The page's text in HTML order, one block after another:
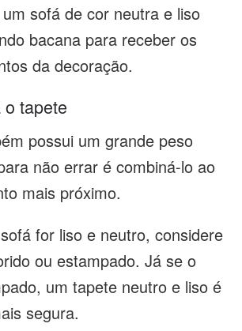
sofá de cor neutra e liso
bacana para receber os
da decoração.
tapete
possui um grande peso
não errar é combiná-lo ao
mais próximo.
for liso e neutro, considere
ou estampado. Já se o
um tapete neutro e liso é
segura.